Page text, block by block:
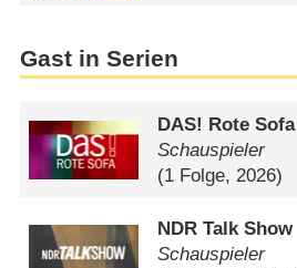
Gast in Serien
DAS! Rote Sofa
Schauspieler
(1 Folge, 2026)
NDR Talk Show
Schauspieler